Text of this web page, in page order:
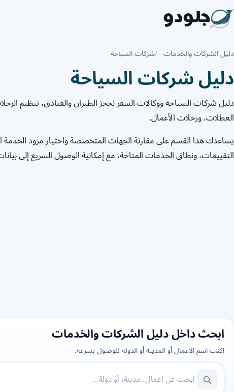
دليل الشركات والخدمات شركات السياحة
دليل شركات السياحة
دليل شركات السياحة ووكالات السفر لحجز الطيران والفنادق، تنظيم
العطلات، ورحلات الأعمال.
يساعدك هذا القسم على مقارنة الجهات المتخصصة واختيار مزود
التقييمات، ونطاق الخدمات المتاحة، مع إمكانية الوصول السريع إلى
ابحث داخل دليل الشركات والخدمات
اكتب اسم الاعمال أو المدينة أو الدولة للوصول بسرعة.